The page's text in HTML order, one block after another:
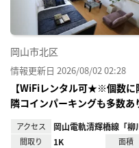
岡山市北区
情報更新日 2026/08/02 02:28
【WiFiレンタル可★※個数に
隣コインパーキングも多数
アクセス 岡山電軌清輝橋線「
間取り 1K 面積